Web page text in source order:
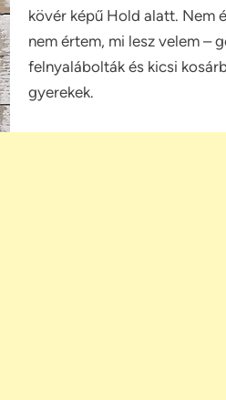
kövér képű Hold alatt. Nem
nem értem, mi lesz velem –
felnyalábolták és kicsi
gyerekek.